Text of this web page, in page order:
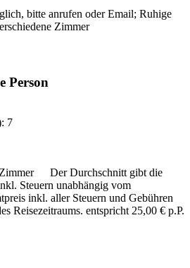
bitte anrufen oder Email; Ruhige
Zimmer
Person
7
Der Durchschnitt gibt die
Steuern unabhängig vom
inkl. aller Steuern und Gebühren
Reisezeitraums. entspricht 25,00 € p.P.